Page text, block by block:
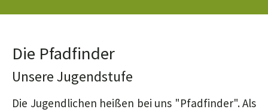
Die Pfadfinder
Unsere Jugendstufe
Die Jugendlichen heißen bei uns "Pfadfinder". Als